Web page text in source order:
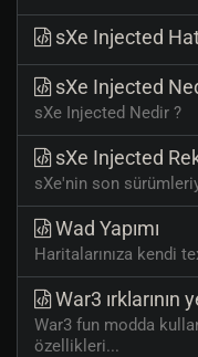
sXe Injected
sXe Injected
sXe Injected Nedir ?
sXe Injected
sXe'nin son
Wad Yapımı
Haritalarınıza kendi
War3 ırklarının
War3 fun modda
özellikleri...